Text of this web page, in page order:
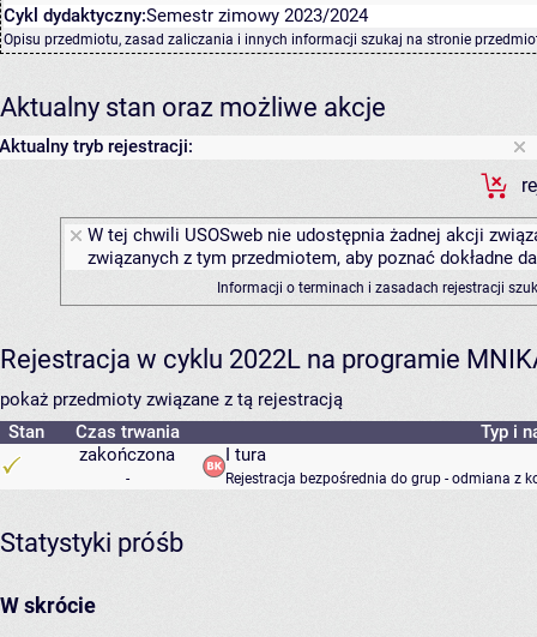
Cykl dydaktyczny:Semestr zimowy 2023/2024
Opisu przedmiotu, zasad zaliczania i innych informacji szukaj na stronie
Aktualny stan oraz możliwe akcje
Aktualny tryb rejestracji:
W tej chwili USOSweb nie udostępnia żadnej akcji
związanych z tym przedmiotem, aby poznać dokładne
Informacji o terminach i zasadach rejestracji
Rejestracja w cyklu 2022L na programie
pokaż przedmioty związane z tą rejestracją
Stan
Czas trwania
Typ i
zakończona
-
I tura
Rejestracja bezpośrednia do grup - odmiana z
Statystyki próśb
W skrócie